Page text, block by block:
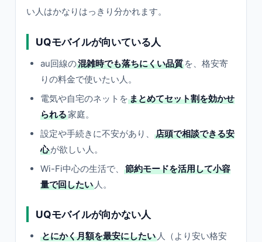
い人はかなりはっきり分かれます。
UQモバイルが向いている人
au回線の混雑時でも落ちにくい品質 を、格安寄
りの料金で使いたい人。
電気や自宅のネットをまとめてセット割を効かせ
られる家庭。
設定や手続きに不安があり、
店頭で相談できる安
心が欲しい人。
Wi-Fi中心の生活で、
節約モードを活用して小容
量で回したい 人。
UQモバイルが向かない人
とにかく月額を最安にしたい 人（より安い格安